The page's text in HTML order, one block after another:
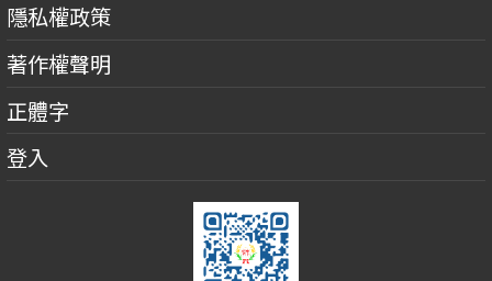
隱私權政策
著作權聲明
正體字
登入